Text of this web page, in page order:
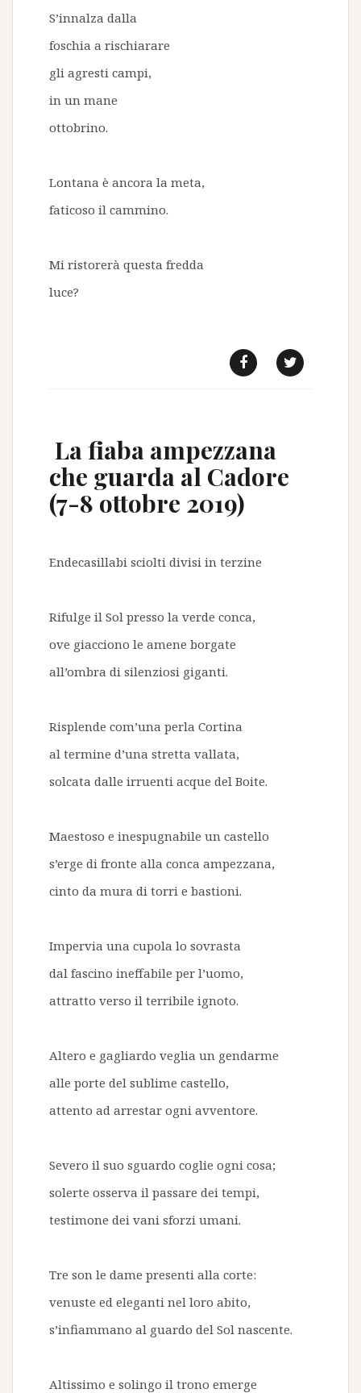
S’innalza dalla
foschia a rischiarare
gli agresti campi,
in un mane
ottobrino.
Lontana è ancora la meta,
faticoso il cammino.
Mi ristorerà questa fredda
luce?
La fiaba ampezzana
che guarda al Cadore
(7-8 ottobre 2019)
Endecasillabi sciolti divisi in terzine
Rifulge il Sol presso la verde conca,
ove giacciono le amene borgate
all’ombra di silenziosi giganti.
Risplende com’una perla Cortina
al termine d’una stretta vallata,
solcata dalle irruenti acque del Boite.
Maestoso e inespugnabile un castello
s’erge di fronte alla conca ampezzana,
cinto da mura di torri e bastioni.
Impervia una cupola lo sovrasta
dal fascino ineffabile per l’uomo,
attratto verso il terribile ignoto.
Altero e gagliardo veglia un gendarme
alle porte del sublime castello,
attento ad arrestar ogni avventore.
Severo il suo sguardo coglie ogni cosa;
solerte osserva il passare dei tempi,
testimone dei vani sforzi umani.
Tre son le dame presenti alla corte:
venuste ed eleganti nel loro abito,
s’infiammano al guardo del Sol nascente.
Altissimo e solingo il trono emerge